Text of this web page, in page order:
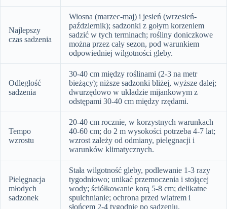
Najlepszy
czas sadzenia
Wiosna (marzec-maj) i jesień (wrzesień-
październik); sadzonki z gołym korzeniem
sadzić w tych terminach; rośliny doniczkowe
można przez cały sezon, pod warunkiem
odpowiedniej wilgotności gleby.
Odległość
sadzenia
30-40 cm między roślinami (2-3 na metr
bieżący); niższe sadzonki bliżej, wyższe dalej;
dwurzędowo w układzie mijankowym z
odstępami 30-40 cm między rzędami.
Tempo
wzrostu
20-40 cm rocznie, w korzystnych warunkach
40-60 cm; do 2 m wysokości potrzeba 4-7 lat;
wzrost zależy od odmiany, pielęgnacji i
warunków klimatycznych.
Pielęgnacja
młodych
sadzonek
Stała wilgotność gleby, podlewanie 1-3 razy
tygodniowo; unikać przemoczenia i stojącej
wody; ściółkowanie korą 5-8 cm; delikatne
spulchnianie; ochrona przed wiatrem i
słońcem 2-4 tygodnie po sadzeniu.